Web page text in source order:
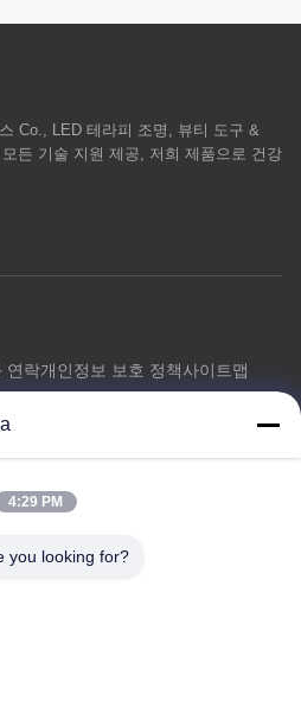
Co., LED 테라피 조명, 뷰티 도구 &
든 기술 지원 제공, 저희 제품으로 건강
연락개인정보 보호 정책사이트맵
화 질소 데정 도로, 시롱자이 커뮤니
4:29 PM
you looking for?